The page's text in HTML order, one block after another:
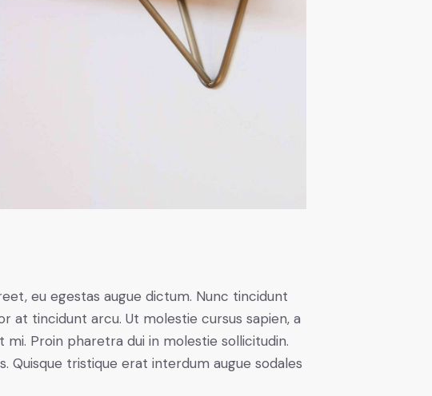
eu egestas augue dictum. Nunc tincidunt
tincidunt arcu. Ut molestie cursus sapien, a
Proin pharetra dui in molestie sollicitudin.
Quisque tristique erat interdum augue sodales